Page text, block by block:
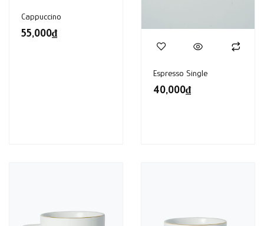
Cappuccino
55,000₫
Espresso Single
40,000₫